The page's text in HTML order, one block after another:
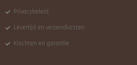
Privacybeleid
Levertijd en verzendkosten
Klachten en garantie